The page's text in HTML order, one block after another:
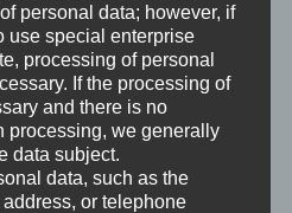
eigenen Leben zu leben, und
auf den Partner bzw. die
werden. Und wir alle
mehr beziehungsunfähigen und
personal data; however, if
use special enterprise
processing of personal
If the processing of
and there is no
processing, we generally
data subject.
data, such as the
or telephone